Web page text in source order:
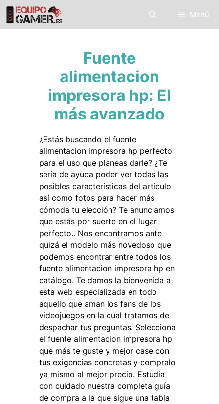
Saltar
contenido
Menú
Fuente
alimentacion
impresora hp: El
más avanzado
¿Estás buscando el fuente
alimentacion impresora hp perfecto
para el uso que planeas darle? ¿Te
sería de ayuda poder ver todas las
posibles características del artículo
así como fotos para hacer más
cómoda tu elección? Te anunciamos
que estás por suerte en el lugar
perfecto.. Nos encontramos ante
quizá el modelo más novedoso que
podemos encontrar entre todos los
fuente alimentacion impresora hp en
catálogo. Te damos la bienvenida a
esta web especializada en todo
aquello que aman los fans de los
videojuegos en la cual tratamos de
despachar tus preguntas. Selecciona
el fuente alimentacion impresora hp
que más te guste y mejor case con
tus exigencias concretas y compralo
ya mismo al mejor precio. Estudia
con cuidado nuestra completa guía
de compra a la que sigue una tabla